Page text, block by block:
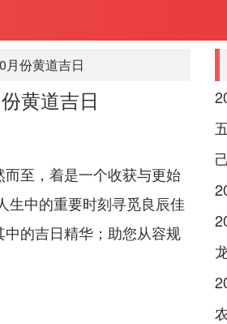
月份黄道吉日
黄道吉日
至，着是一个收获与更始
生中的重要时刻寻觅良辰佳
的吉日精华；助您从容规